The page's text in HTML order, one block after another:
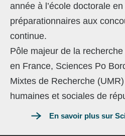
année à l’école doctorale
préparationnaires aux
continue.
Pôle majeur de la
en France, Sciences Po
Mixtes de Recherche
humaines et sociales de
En savoir plus sur